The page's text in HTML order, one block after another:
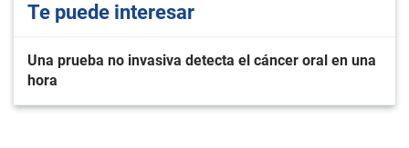
Te puede interesar
Una prueba no invasiva detecta el cáncer oral en una
hora